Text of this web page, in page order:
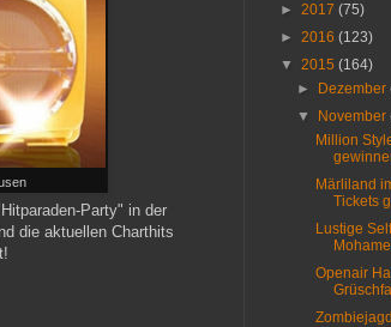
Party" in der
die aktuellen Charthits
► 2017 (75)
► 2016 (123)
▼ 2015 (164)
►
Dezember
▼
November
Million
Märliland
Tickets
Lustige
Openair